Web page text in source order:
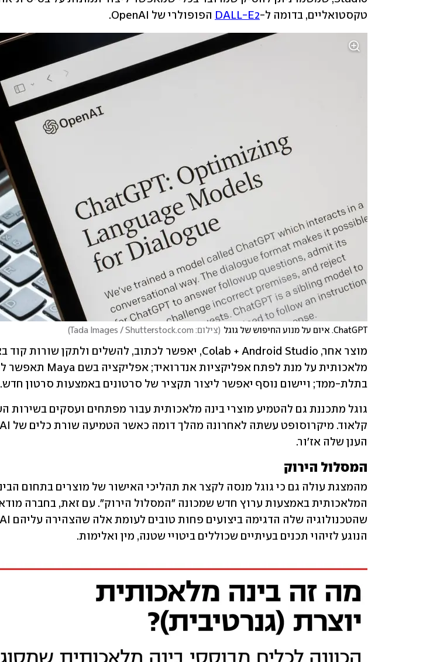
טקסטואליים, בדומה ל-DALL-E2 הפופולרי של OpenAI.
ChatGPT. איום על מנוע החיפוש של גוגל (צילום: Tada Images / Shutterstock.com )
בתלת-ממד; ויישום נוסף יאפשר ליצור תקציר של סרטונים באמצעות סרטון חדש.
הענן שלה אז'ור.
המסלול הירוק
הנוגע לזיהוי תכנים בעיתיים שכוללים ביטויי שטנה, מין ואלימות.